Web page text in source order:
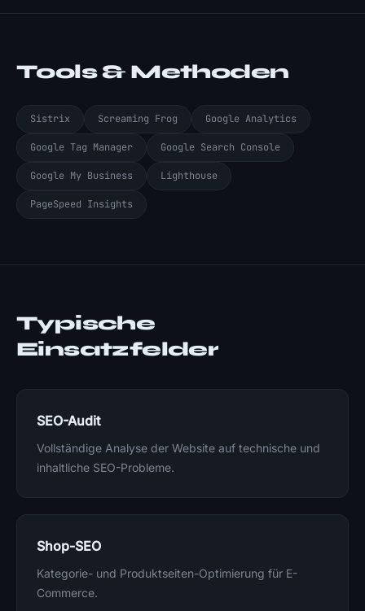
Tools & Methoden
Sistrix Screaming Frog Google Analytics
Google Tag Manager Google Search Console
Google My Business Lighthouse
PageSpeed Insights
Typische
Einsatzfelder
SEO-Audit
Vollständige Analyse der Website auf technische und
inhaltliche SEO-Probleme.
Shop-SEO
Kategorie- und Produktseiten-Optimierung für E-
Commerce.